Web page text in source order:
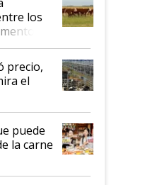
los
precio,
el
puede
la carne